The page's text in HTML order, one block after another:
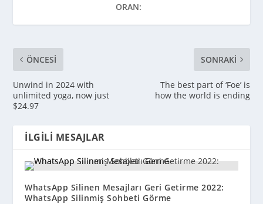
ORAN:
ÖNCESI
Unwind in 2024 with
unlimited yoga, now just
$24.97
SONRAKI
The best part of ‘Foe’ is
how the world is ending
İLGILI MESAJLAR
WhatsApp Silinen Mesajları Geri Getirme 2022:
WhatsApp Silinmiş Sohbeti Görme